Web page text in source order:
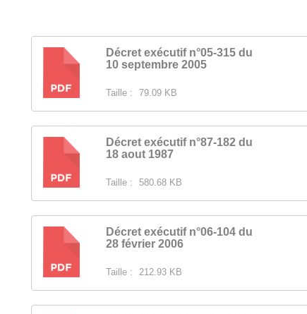
Décret exécutif n°05-315 du
10 septembre 2005
Taille : 79.09 KB
Décret exécutif n°87-182 du
18 aout 1987
Taille : 580.68 KB
Décret exécutif n°06-104 du
28 février 2006
Taille : 212.93 KB